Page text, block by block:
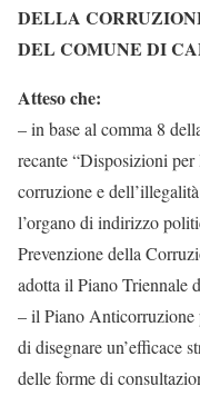
DELLA
DEL COMUNE DI
Atteso che:
– in base al comma 8
recante “Disposizioni per
corruzione e
l’organo di indirizzo
Prevenzione della
adotta il Piano Triennale
– il Piano Anticorruzione
di disegnare un’efficace
delle forme di